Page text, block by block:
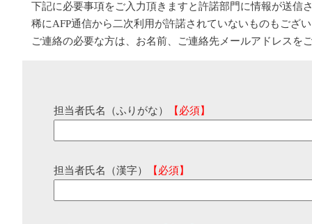
下記に必要事項をご入力頂きますと許諾部門に情報が送信
稀にAFP通信から二次利用が許諾されていないものもござ
ご連絡の必要な方は、お名前、ご連絡先メールアドレスを
担当者氏名（ふりがな） 【必須】
担当者氏名（漢字） 【必須】